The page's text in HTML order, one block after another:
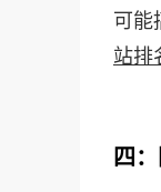
可能
站排
四